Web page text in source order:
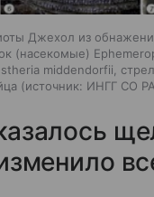
Джехол из
(насекомые)
middendorfii,
источник: ИНГГ СО